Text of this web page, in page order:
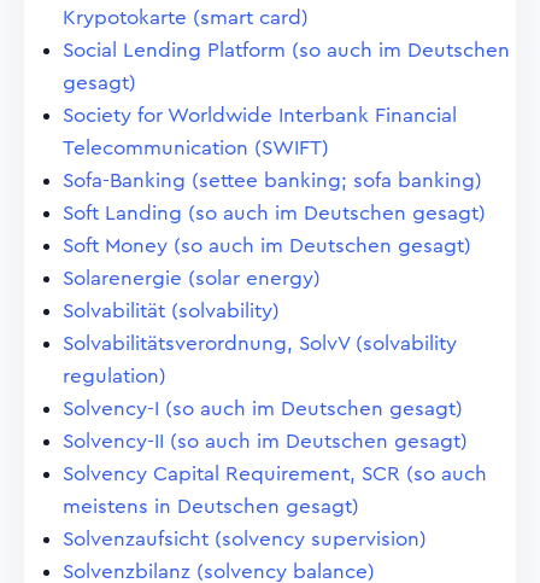
Krypotokarte (smart card)
Social Lending Platform (so auch im Deutschen
gesagt)
Society for Worldwide Interbank Financial
Telecommunication (SWIFT)
Sofa-Banking (settee banking; sofa banking)
Soft Landing (so auch im Deutschen gesagt)
Soft Money (so auch im Deutschen gesagt)
Solarenergie (solar energy)
Solvabilität (solvability)
Solvabilitätsverordnung, SolvV (solvability
regulation)
Solvency-I (so auch im Deutschen gesagt)
Solvency-II (so auch im Deutschen gesagt)
Solvency Capital Requirement, SCR (so auch
meistens in Deutschen gesagt)
Solvenzaufsicht (solvency supervision)
Solvenzbilanz (solvency balance)